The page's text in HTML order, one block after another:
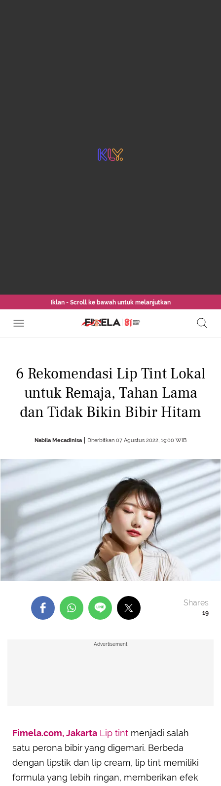
Iklan - Scroll ke bawah untuk melanjutkan
6 Rekomendasi Lip Tint Lokal
untuk Remaja, Tahan Lama
dan Tidak Bikin Bibir Hitam
Nabila Mecadinisa Diterbitkan 07 Agustus 2022, 19:00 WIB
19
Shares
Advertisement
Fimela.com, Jakarta Lip tint menjadi salah
satu perona bibir yang digemari. Berbeda
dengan lipstik dan lip cream, lip tint memiliki
formula yang lebih ringan, memberikan efek